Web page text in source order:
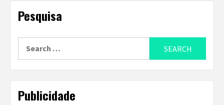
Pesquisa
Publicidade